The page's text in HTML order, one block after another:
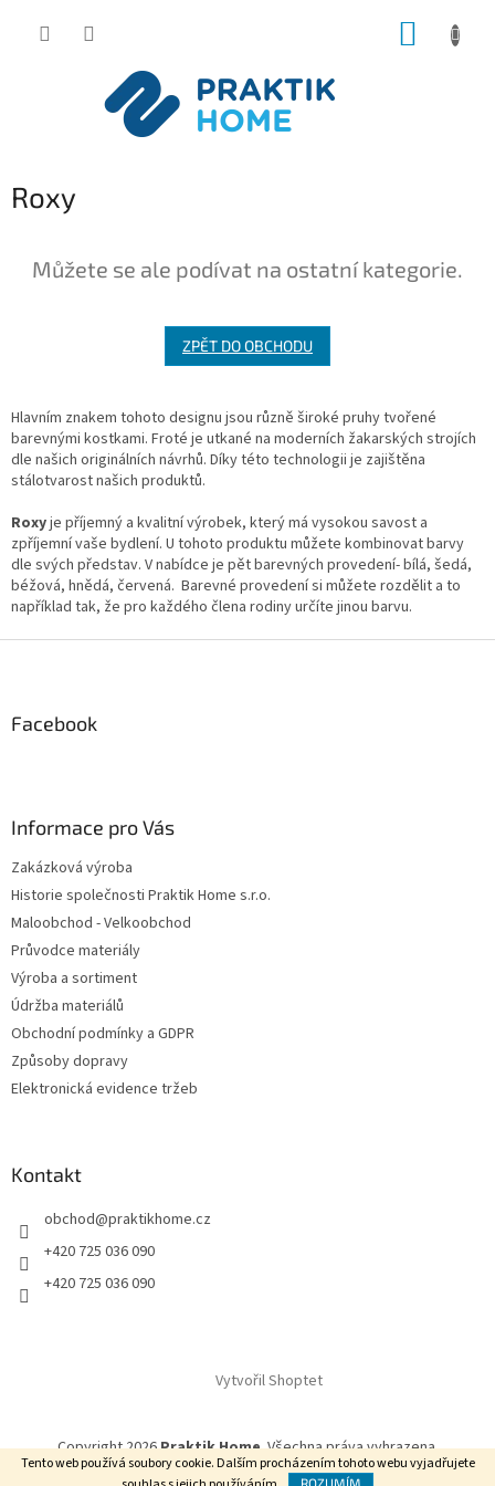
Tento web používá soubory cookie. Dalším procházením tohoto webu vyjadřujete
ROZUMÍM
Roxy
Můžete se ale podívat na ostatní kategorie.
ZPĚT DO OBCHODU
Hlavním znakem tohoto designu jsou různě široké pruhy tvořené
barevnými kostkami. Froté je utkané na moderních žakarských strojích
dle našich originálních návrhů. Díky této technologii je zajištěna
stálotvarost našich produktů.
Roxyje příjemný a kvalitní výrobek, který má vysokou savost a
zpříjemní vaše bydlení. U tohoto produktu můžete kombinovat barvy
dle svých představ. V nabídce je pět barevných provedení- bílá, šedá,
béžová, hnědá, červená. Barevné provedení si můžete rozdělit a to
například tak, že pro každého člena rodiny určíte jinou barvu.
Facebook
Informace pro Vás
Zakázková výroba
Historie společnosti Praktik Home s.r.o.
Maloobchod - Velkoobchod
Průvodce materiály
Výroba a sortiment
Údržba materiálů
Obchodní podmínky a GDPR
Způsoby dopravy
Elektronická evidence tržeb
Kontakt
obchod@praktikhome.cz
+420 725 036 090
+420 725 036 090
Vytvořil Shoptet
Copyright 2026Praktik Home. Všechna práva vyhrazena.